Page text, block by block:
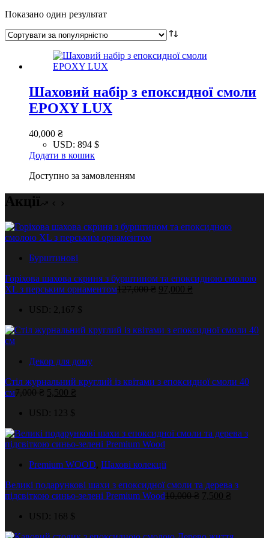
Показано один результат
Шаховий набір з епоксидної смоли
EPOXY LUX
40,000 ₴
USD: 894 $
Додати в кошик
Доступно за замовленням
Акції
Бурштинові
Горіхова шахова скриня з бурштином та епоксидною смолою
XL з перським орнаментом127,000₴ Оригінальна
97,000 ₴
USD: 2,167 $
Декор для дому
Стіл журнальний круглий із квітами з епоксидної смоли 40
см7,000₴ Оригінальна
7,000 ₴.
5,500 ₴
USD: 123 $
Premium WOOD Шахові колекції
Великі подарункові шахи з епоксидної смоли та дерева з
підсвіткою синьо-зелені Premium Wood10,000₴ Оригінальна
7,500 ₴
USD: 168 $